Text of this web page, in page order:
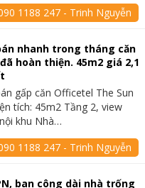
1188 247 - Trinh Nguyễn
nhanh trong tháng căn
hoàn thiện. 45m2 giá 2,1
gấp căn Officetel The Sun
tích: 45m2 Tầng 2, view
khu Nhà…
1188 247 - Trinh Nguyễn
ban công dài nhà trống